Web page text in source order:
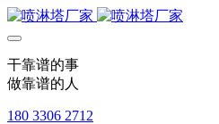
干靠谱的事
做靠谱的人
180 3306 2712